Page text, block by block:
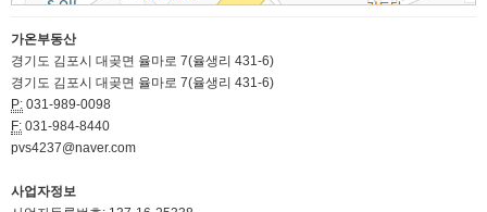
가온부동산
경기도 김포시 대곶면 율마로 7(율생리 431-6)
경기도 김포시 대곶면 율마로 7(율생리 431-6)
P: 031-989-0098
F: 031-984-8440
pvs4237@naver.com
사업자정보